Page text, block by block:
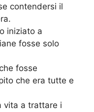
contendersi il
iniziato a
fosse solo
fosse
che era tutte e
vita a trattare i